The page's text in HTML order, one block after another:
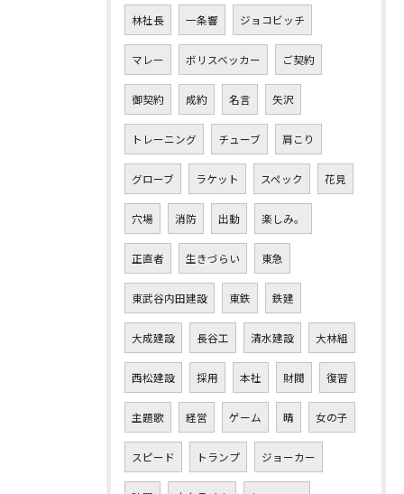
林社長 一条響 ジョコビッチ
マレー ボリスベッカー ご契約
御契約 成約 名言 矢沢
トレーニング チューブ 肩こり
グローブ ラケット スペック 花見
穴場 消防 出動 楽しみ。
正直者 生きづらい 東急
東武谷内田建設 東鉄 鉄建
大成建設 長谷工 清水建設 大林組
西松建設 採用 本社 財閥 復習
主題歌 経営 ゲーム 晴 女の子
スピード トランプ ジョーカー